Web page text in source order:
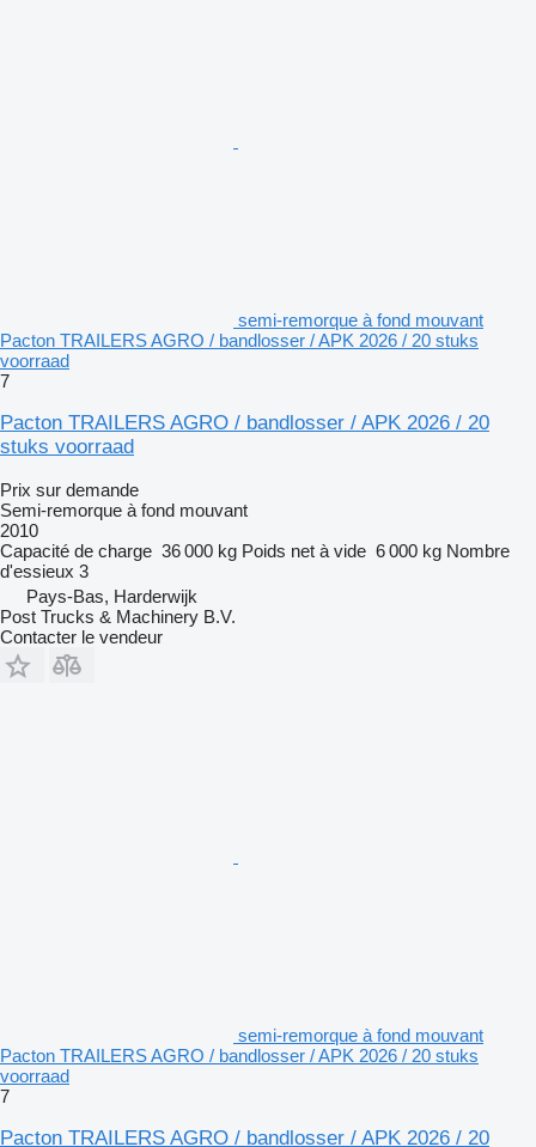
semi-remorque à fond mouvant
Pacton TRAILERS AGRO / bandlosser / APK 2026 / 20 stuks
voorraad
7
Pacton TRAILERS AGRO / bandlosser / APK 2026 / 20
stuks voorraad
Prix sur demande
Semi-remorque à fond mouvant
2010
Capacité de charge 36 000 kg Poids net à vide 6 000 kg Nombre
d'essieux 3
Pays-Bas, Harderwijk
Post Trucks & Machinery B.V.
Contacter le vendeur
semi-remorque à fond mouvant
Pacton TRAILERS AGRO / bandlosser / APK 2026 / 20 stuks
voorraad
7
Pacton TRAILERS AGRO / bandlosser / APK 2026 / 20